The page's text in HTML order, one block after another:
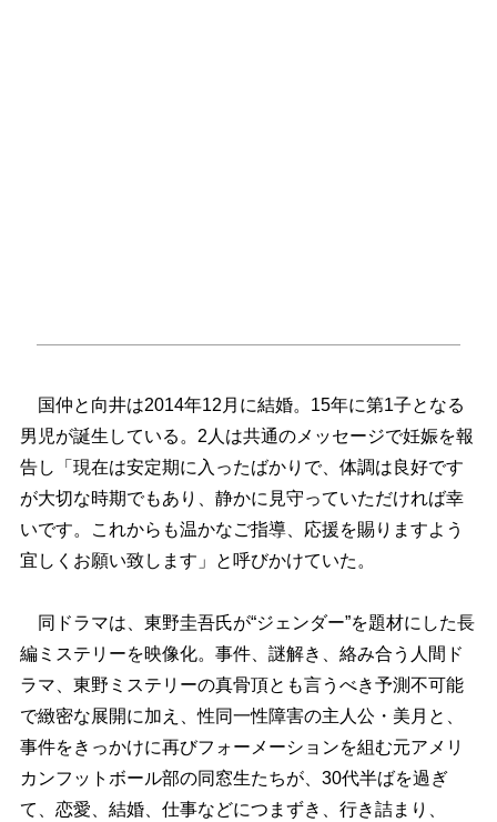
国仲と向井は2014年12月に結婚。15年に第1子となる
男児が誕生している。2人は共通のメッセージで妊娠を報
告し「現在は安定期に入ったばかりで、体調は良好です
が大切な時期でもあり、静かに見守っていただければ幸
いです。これからも温かなご指導、応援を賜りますよう
宜しくお願い致します」と呼びかけていた。
同ドラマは、東野圭吾氏が“ジェンダー”を題材にした長
編ミステリーを映像化。事件、謎解き、絡み合う人間ド
ラマ、東野ミステリーの真骨頂とも言うべき予測不可能
で緻密な展開に加え、性同一性障害の主人公・美月と、
事件をきっかけに再びフォーメーションを組む元アメリ
カンフットボール部の同窓生たちが、30代半ばを過ぎ
て、恋愛、結婚、仕事などにつまずき、行き詰まり、